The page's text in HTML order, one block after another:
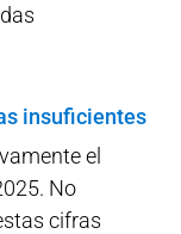
insuficientes
el
No
cifras